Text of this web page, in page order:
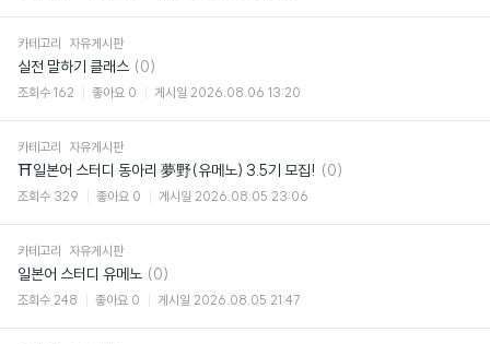
카테고리 자유게시판
실전 말하기 클래스 댓
글
(0)
조회수 162 좋아요 0 게시일 2026.08.06 13:20
카테고리 자유게시판
⛩일본어 스터디 동아리 夢野(유메노) 3.5기 모집! 댓
(0)
조회수 329 좋아요 0 게시일 2026.08.05 23:06
카테고리 자유게시판
일본어 스터디 유메노 댓
(0)
조회수 248 좋아요 0 게시일 2026.08.05 21:47